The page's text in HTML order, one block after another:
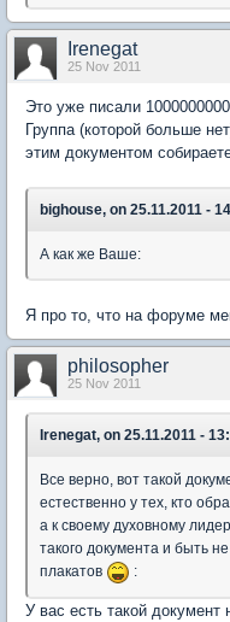
Irenegat
25 Nov 2011
Это уже писали
Группа (которой больше
этим документом
bighouse, on 25.11.2011 -
А как же Ваше:
Я про то, что на форуме
philosopher
25 Nov 2011
Irenegat, on 25.11.2011 -
Все верно, вот такой
естественно у тех, кто
а к своему духовному
такого документа и быть
плакатов
:
У вас есть такой